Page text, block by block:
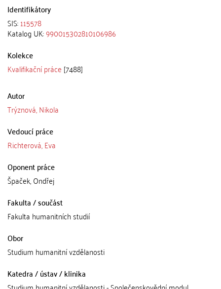
Identifikátory
SIS:115578
Katalog UK:990015302810106986
Kolekce
Kvalifikační práce [7488]
Autor
Trýznová, Nikola
Vedoucí práce
Richterová, Eva
Oponent práce
Špaček, Ondřej
Fakulta / součást
Fakulta humanitních studií
Obor
Studium humanitní vzdělanosti
Katedra / ústav / klinika